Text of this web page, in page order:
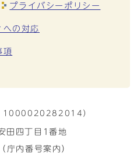
プライバシーポリシー
への対応
項
1000020282014）
田四丁目1番地
（庁内番号案内）